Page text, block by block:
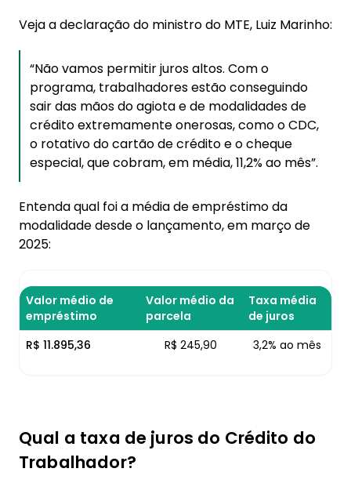
Veja a declaração do ministro do MTE, Luiz Marinho:
“Não vamos permitir juros altos. Com o
programa, trabalhadores estão conseguindo
sair das mãos do agiota e de modalidades de
crédito extremamente onerosas, como o CDC,
o rotativo do cartão de crédito e o cheque
especial, que cobram, em média, 11,2% ao mês”.
Entenda qual foi a média de empréstimo da
modalidade desde o lançamento, em março de
2025:
Valor médio de
empréstimo
Valor médio da
parcela
Taxa média
de juros
R$ 11.895,36
R$ 245,90 3,2% ao mês
Qual a taxa de juros do Crédito do
Trabalhador?